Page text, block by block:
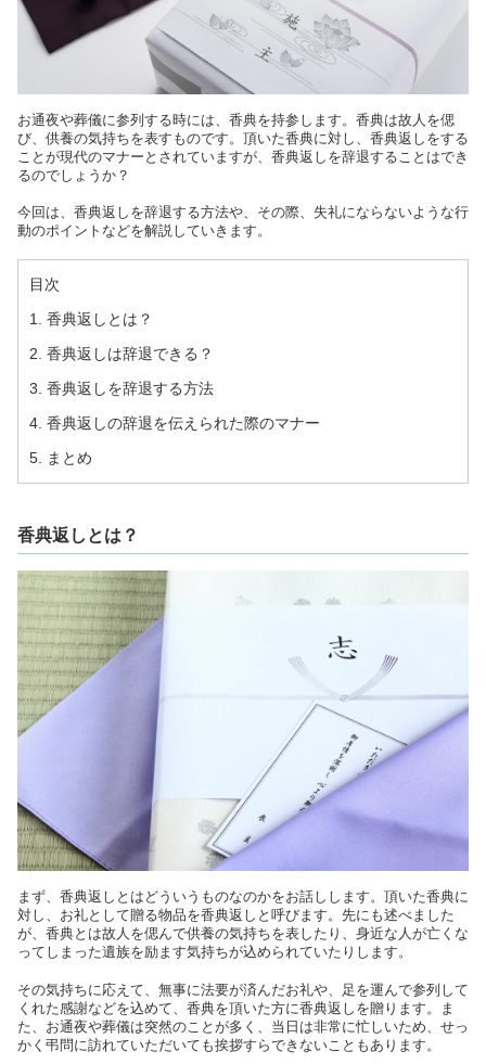
お通夜や葬儀に参列する時には、香典を持参します。香典は故人を偲
び、供養の気持ちを表すものです。頂いた香典に対し、香典返しをする
ことが現代のマナーとされていますが、香典返しを辞退することはでき
るのでしょうか？
今回は、香典返しを辞退する方法や、その際、失礼にならないような行
動のポイントなどを解説していきます。
目次
1. 香典返しとは？
2. 香典返しは辞退できる？
3. 香典返しを辞退する方法
4. 香典返しの辞退を伝えられた際のマナー
5. まとめ
香典返しとは？
まず、香典返しとはどういうものなのかをお話しします。頂いた香典に
対し、お礼として贈る物品を香典返しと呼びます。先にも述べました
が、香典とは故人を偲んで供養の気持ちを表したり、身近な人が亡くな
ってしまった遺族を励ます気持ちが込められていたりします。
その気持ちに応えて、無事に法要が済んだお礼や、足を運んで参列して
くれた感謝などを込めて、香典を頂いた方に香典返しを贈ります。ま
た、お通夜や葬儀は突然のことが多く、当日は非常に忙しいため、せっ
かく弔問に訪れていただいても挨拶すらできないこともあります。